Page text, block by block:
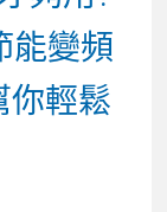
能變頻
你輕鬆